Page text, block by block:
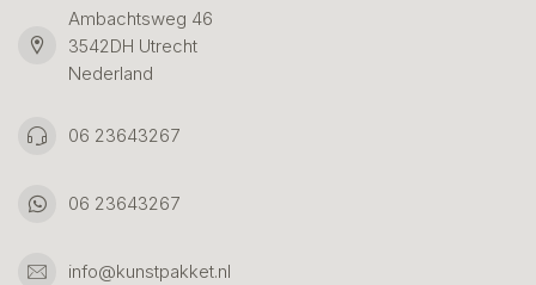
Ambachtsweg 46
3542DH Utrecht
Nederland
06 23643267
06 23643267
info@kunstpakket.nl